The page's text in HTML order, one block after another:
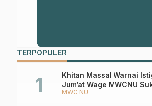
TERPOPULER
MWC NU
Khitan Massal Warnai
Jum’at Wage MWCNU